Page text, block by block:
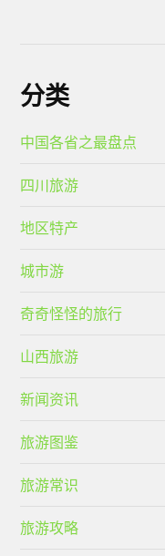
分类
中国各省之最盘点
四川旅游
地区特产
城市游
奇奇怪怪的旅行
山西旅游
新闻资讯
旅游图鉴
旅游常识
旅游攻略